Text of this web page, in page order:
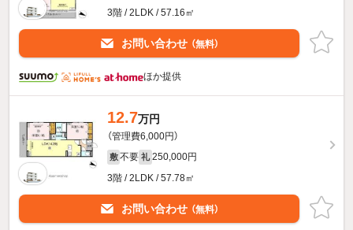
3階 / 2LDK / 57.16㎡
お問い合わせ （無料）
ほか提供
12.7万円
（管理費6,000円）
敷 不要 礼 250,000円
3階 / 2LDK / 57.78㎡
お問い合わせ （無料）